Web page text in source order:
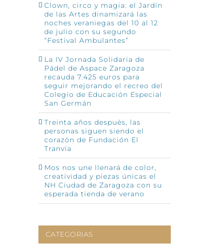
Clown, circo y magia: el Jardín
de las Artes dinamizará las
noches veraniegas del 10 al 12
de julio con su segundo
“Festival Ambulantes”
La IV Jornada Solidaria de
Pádel de Aspace Zaragoza
recauda 7.425 euros para
seguir mejorando el recreo del
Colegio de Educación Especial
San Germán
Treinta años después, las
personas siguen siendo el
corazón de Fundación El
Tranvía
Mos nos une llenará de color,
creatividad y piezas únicas el
NH Ciudad de Zaragoza con su
esperada tienda de verano
CATEGORIAS